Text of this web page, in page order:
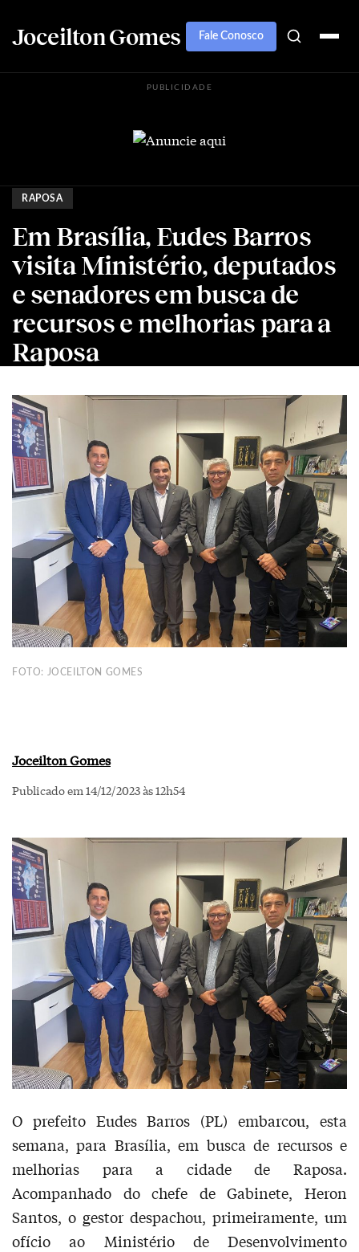
Joceilton Gomes Fale Conosco
PUBLICIDADE
RAPOSA
Em Brasília, Eudes Barros
visita Ministério, deputados
e senadores em busca de
recursos e melhorias para a
Raposa
FOTO: JOCEILTON GOMES
Joceilton Gomes
Publicado em 14/12/2023 às 12h54
O prefeito Eudes Barros (PL) embarcou, esta
semana, para Brasília, em busca de recursos e
melhorias para a cidade de Raposa.
Acompanhado do chefe de Gabinete, Heron
Santos, o gestor despachou, primeiramente, um
ofício ao Ministério de Desenvolvimento